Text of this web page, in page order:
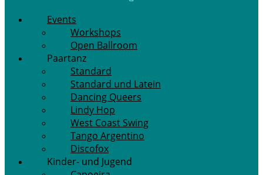
Events
Workshops
Open Ballroom
Paartanz
Standard
Standard und Latein
Dancing Queers
Lindy Hop
West Coast Swing
Tango Argentino
Discofox
Kinder- und Jugend